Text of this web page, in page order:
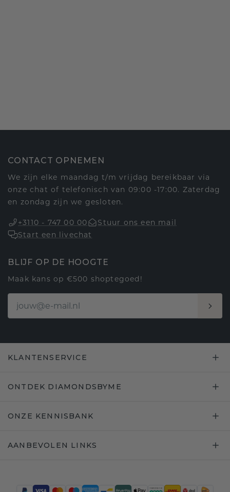
CONTACT OPNEMEN
We zijn elke maandag t/m vrijdag bereikbaar via
onze chat of telefonisch van 09:00 -17:00. Zaterdag
en zondag zijn we gesloten.
+3110 - 747 00 00
Stuur ons een mail
Start een livechat
BLIJF OP DE HOOGTE
Maak kans op €500 shoptegoed!
KLANTENSERVICE
ONTDEK DIAMONDSBYME
ONZE KENNISBANK
AANBEVOLEN LINKS